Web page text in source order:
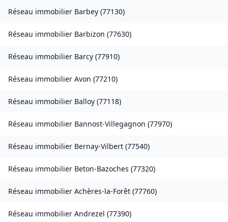
Réseau immobilier Barbey (77130)
Réseau immobilier Barbizon (77630)
Réseau immobilier Barcy (77910)
Réseau immobilier Avon (77210)
Réseau immobilier Balloy (77118)
Réseau immobilier Bannost-Villegagnon (77970)
Réseau immobilier Bernay-Vilbert (77540)
Réseau immobilier Beton-Bazoches (77320)
Réseau immobilier Achères-la-Forêt (77760)
Réseau immobilier Andrezel (77390)